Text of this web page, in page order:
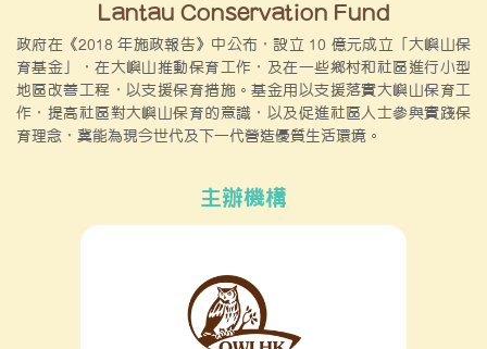
Lantau Conservation Fund
政府在《2018 年施政報告》中公布，設立 10 億元成立「大嶼山保
育基金」，在大嶼山推動保育工作，及在一些鄉村和社區進行小型
地區改善工程，以支援保育措施。基金用以支援落實大嶼山保育工
作，提高社區對大嶼山保育的意識，以及促進社區人士參與實踐保
育理念，冀能為現今世代及下一代營造優質生活環境。
主辦機構